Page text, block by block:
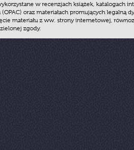
w recenzjach książek, katalogach
oraz materiałach promujących legalną
materiału z ww. strony internetowej,
zgody.